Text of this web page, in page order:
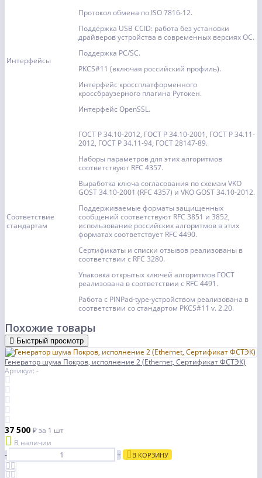
Интерфейсы
Протокол обмена по ISO 7816-12.
Поддержка USB CCID: работа без установки
драйверов устройства в современных версиях ОС.
Поддержка PC/SC.
PKCS#11 (включая российский профиль).
Интерфейс кроссплатформенного
кроссбраузерного плагина Рутокен.
Интерфейс OpenSSL.
Соответствие
стандартам
ГОСТ Р 34.10-2012, ГОСТ Р 34.10-2001, ГОСТ Р 34.11-
2012, ГОСТ Р 34.11-94, ГОСТ 28147-89.
Наборы параметров для этих алгоритмов
соответствуют RFC 4357.
Выработка ключа согласования по схемам VKO
GOST 34.10-2001 (RFC 4357) и VKO GOST 34.10-2012.
Поддерживаемые форматы защищенных
сообщений соответствуют RFC 3851 и 3852,
использование российских алгоритмов в этих
форматах соответствует RFC 4490.
Сертификаты и списки отзывов реализованы в
соответствии с RFC 3280.
Упаковка открытых ключей алгоритмов ГОСТ
реализована в соответствии с RFC 4491.
Работа c PINPad-type-устройством реализована в
соответствии со стандартом PKCS#11 v. 2.20.
Похожие товары
Быстрый просмотр
Генератор шума Покров, исполнение 2 (Ethernet, Сертификат ФСТЭК)
Артикул: -
37 500 ₽за 1 шт
В наличии
-
+ В КОРЗИНУ